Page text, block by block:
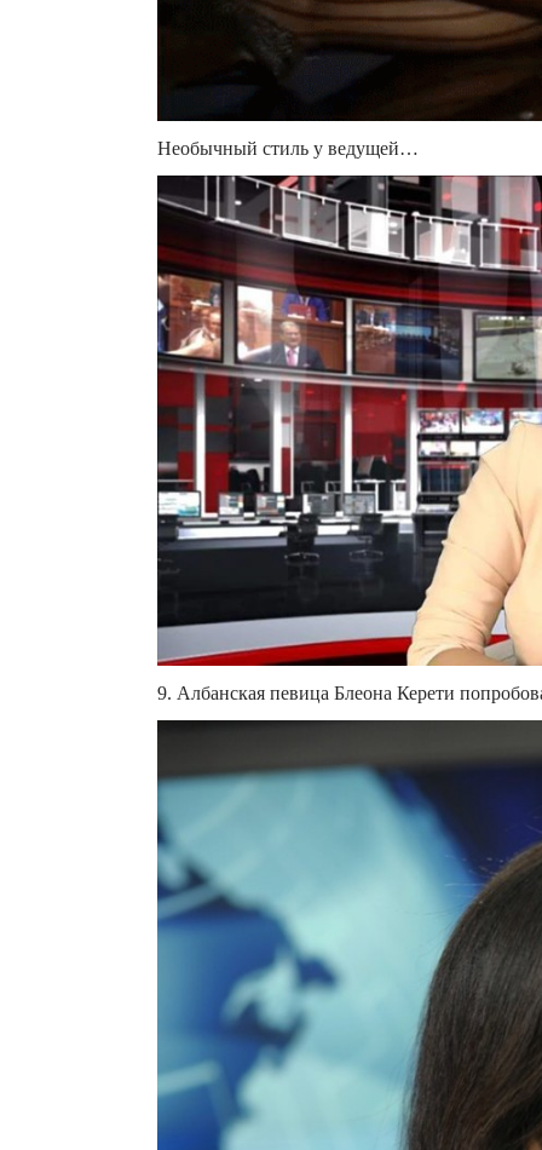
Необычный стиль у ведущей…
9. Албанская певица Блеона Керети